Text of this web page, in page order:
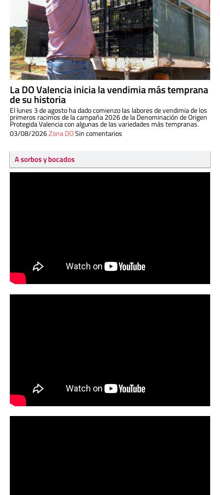
La DO Valencia inicia la vendimia más temprana
de su historia
El lunes 3 de agosto ha dado comienzo las labores de vendimia de los
primeros racimos de la campaña 2026 de la Denominación de Origen
Protegida Valencia con algunas de las variedades más tempranas.
03/08/2026Zona DOSin comentarios
A sorbos y bocados